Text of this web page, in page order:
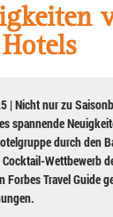
Hotels
| Nicht nur zu
spannende
durch den
Wettbewerb
Forbes Travel Guide